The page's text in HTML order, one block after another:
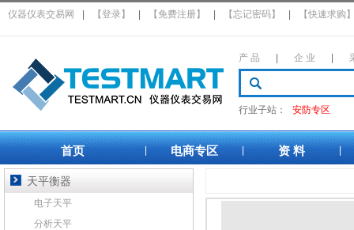
仪器仪表交易网 【登录】 【免费注册】 【忘记密码】 【快速求购
产 品 企 业
行业子站： 安防专区
首页 电商专区 资 料
天平衡器
电子天平
分析天平